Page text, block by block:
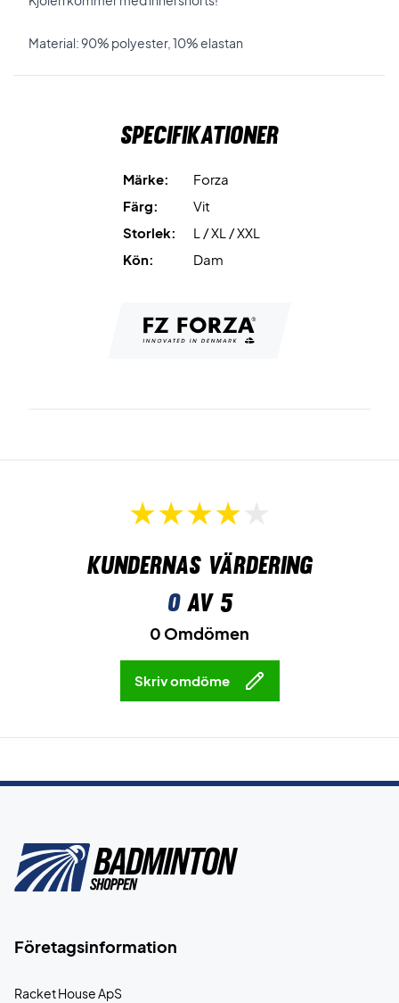
Material: 90% polyester, 10% elastan
Specifikationer
Märke:
Forza
Färg:
Vit
Storlek:
L / XL / XXL
Kön:
Dam
Kundernas värdering
0av 5
0 Omdömen
Skriv omdöme
Företagsinformation
Racket House ApS